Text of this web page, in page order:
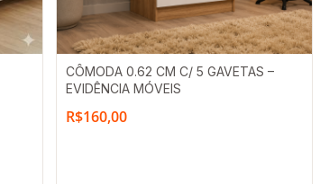
CÔMODA 0.62 CM C/ 5 GAVETAS –
EVIDÊNCIA MÓVEIS
R$160,00